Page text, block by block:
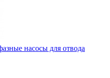
насосы для отвода